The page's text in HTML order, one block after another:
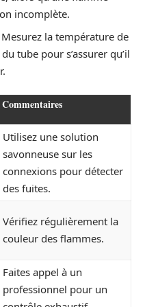
incomplète.
Mesurez la température de
tube pour s’assurer qu’il
Commentaires
Utilisez une solution
savonneuse sur les
connexions pour détecter
des fuites.
Vérifiez régulièrement la
couleur des flammes.
Faites appel à un
professionnel pour un